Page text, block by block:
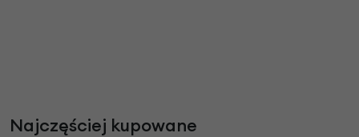
Najczęściej kupowane